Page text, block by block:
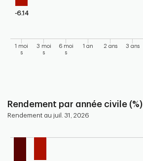
-6.14
1 moi
s
3 moi
s
6 moi
s
1 an 2 ans 3 ans
Rendement par année civile (%)
Rendement au juil. 31, 2026